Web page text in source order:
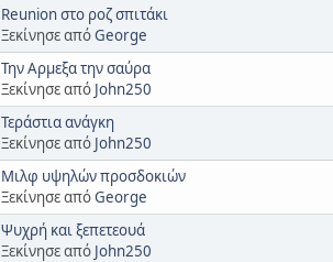
Reunion στο ροζ σπιτάκι
Ξεκίνησε απόGeorge
Την Αρμεξα την σαύρα
Ξεκίνησε από John250
Τεράστια ανάγκη
Ξεκίνησε από John250
Μιλφ υψηλών προσδοκιών
Ξεκίνησε απόGeorge
Ψυχρή και ξεπετεουά
Ξεκίνησε από John250